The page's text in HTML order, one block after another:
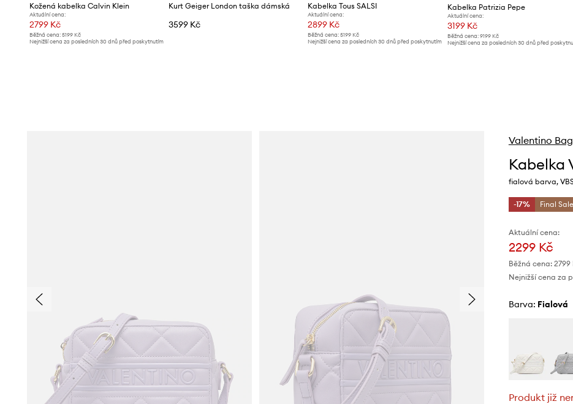
Kožená kabelka Calvin Klein
Aktuální cena:
2799 Kč
Běžná cena: 5199 Kč
Nejnižší cena za posledních 30 dnů před poskytnutím
Kurt Geiger London taška dámská
3599 Kč
Kabelka Tous SALSI
Aktuální cena:
2899 Kč
Běžná cena: 5199 Kč
Nejnižší cena za posledních 30 dnů před poskytnutím
Kabelka Patrizia Pepe
Aktuální cena:
3199 Kč
Běžná cena: 9199 Kč
Nejnižší cena za posledních 30 dnů před
Valentino
Kabelka
fialová barva,
-17% Final
Aktuální cena:
2299 Kč
Běžná cena: 2799
Nejnižší cena za
Barva: fialová
Produkt již